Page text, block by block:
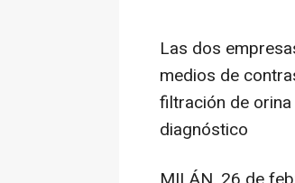
Las dos
medios de
filtración de
diagnóstico